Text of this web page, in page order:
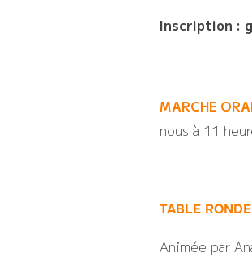
Inscription :
MARCHE
nous à 11
TABLE
Animée par